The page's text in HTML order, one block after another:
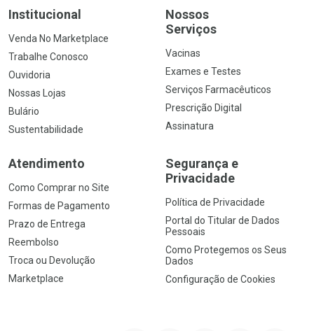
Institucional
Venda No Marketplace
Trabalhe Conosco
Ouvidoria
Nossas Lojas
Bulário
Sustentabilidade
Nossos
Serviços
Vacinas
Exames e Testes
Serviços Farmacêuticos
Prescrição Digital
Assinatura
Atendimento
Como Comprar no Site
Formas de Pagamento
Prazo de Entrega
Reembolso
Troca ou Devolução
Marketplace
Segurança e
Privacidade
Política de Privacidade
Portal do Titular de Dados
Pessoais
Como Protegemos os Seus
Dados
Configuração de Cookies